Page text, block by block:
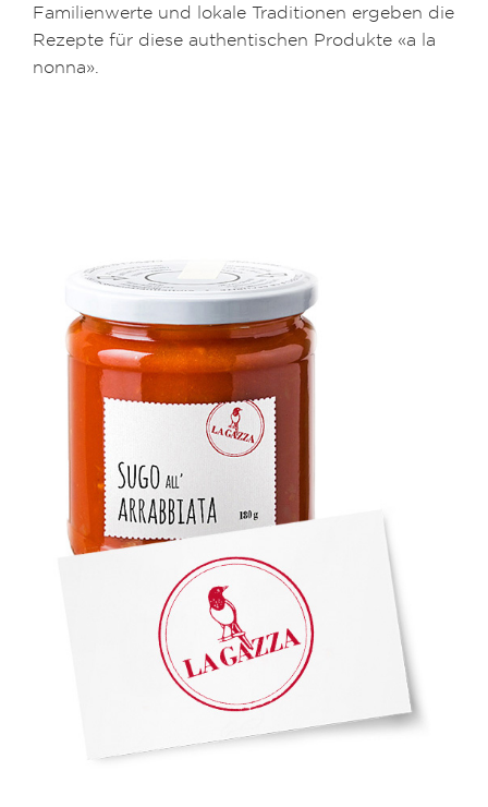
Familienwerte und lokale Traditionen ergeben die
Rezepte für diese authentischen Produkte «a la
nonna».